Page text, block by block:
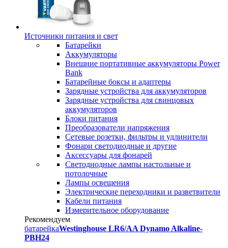
Источники питания и свет
Батарейки
Аккумуляторы
Внешние портативные аккумуляторы Power
Bank
Батарейные боксы и адаптеры
Зарядные устройства для аккумуляторов
Зарядные устройства для свинцовых
аккумуляторов
Блоки питания
Преобразователи напряжения
Сетевые розетки, фильтры и удлинители
Фонари светодиодные и другие
Аксессуары для фонарей
Светодиодные лампы настольные и
потолочные
Лампы освещения
Электрические переходники и разветвители
Кабели питания
Измерительное оборудование
Рекомендуем
батарейкаWestinghouse LR6/AA Dynamo Alkaline-
PBH24